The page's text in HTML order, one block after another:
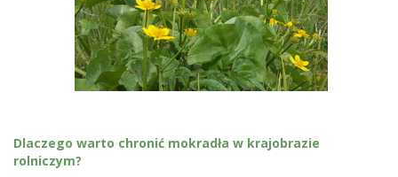
Dlaczego warto chronić mokradła w krajobrazie
rolniczym?